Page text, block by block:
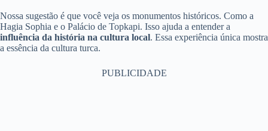
Nossa sugestão é que você veja os monumentos históricos. Como a
Hagia Sophia e o Palácio de Topkapi. Isso ajuda a entender a
influência da história na cultura local. Essa experiência única mostra
a essência da cultura turca.
PUBLICIDADE